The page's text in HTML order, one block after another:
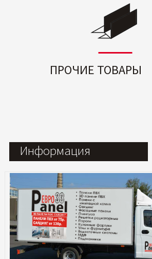
ПРОЧИЕ ТОВАРЫ
Информация